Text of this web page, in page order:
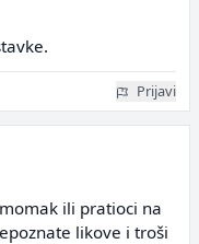
Prijavi
ili pratioci na
likove i troši